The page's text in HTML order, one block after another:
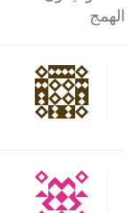
الهمج